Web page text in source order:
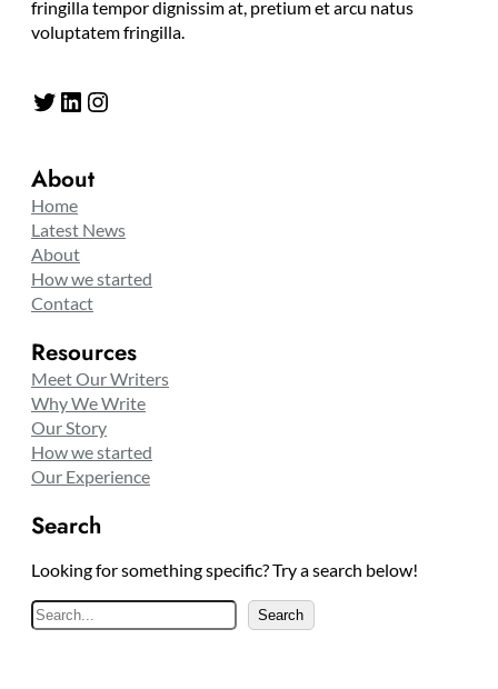
fringilla tempor dignissim at, pretium et arcu natus
voluptatem fringilla.
Twitter LinkedIn Instagram
About
Home
Latest News
About
How we started
Contact
Resources
Meet Our Writers
Why We Write
Our Story
How we started
Our Experience
Search
Looking for something specific? Try a search below!
e
Search